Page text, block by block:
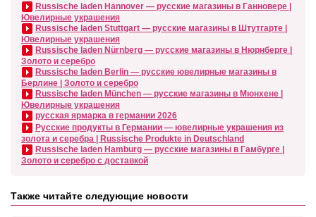
Russische laden Hannover — русские магазины в Ганновере |
Ювелирные украшения
Russische laden Stuttgart — русские магазины в Штутгарте |
Ювелирные украшения
Russische laden Nürnberg — русские магазины в Нюрнберге |
Золото и серебро
Russische laden Berlin — русские ювелирные магазины в
Берлине | Золото и серебро
Russische laden München — русские магазины в Мюнхене |
Ювелирные украшения
русская ярмарка в германии 2026
Русские продукты в Германии — ювелирные украшения из
золота и серебра | Russische Produkte in Deutschland
Russische laden Hamburg — русские магазины в Гамбурге |
Золото и серебро с доставкой
Также читайте следующие новости